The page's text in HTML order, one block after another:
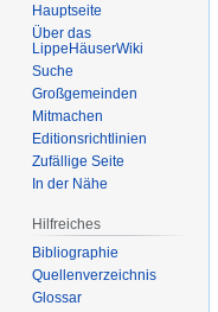
Hauptseite
Über das
LippeHäuserWiki
Suche
Großgemeinden
Mitmachen
Editionsrichtlinien
Zufällige Seite
In der Nähe
Hilfreiches
Bibliographie
Quellenverzeichnis
Glossar